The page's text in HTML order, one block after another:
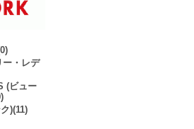
ー・レデ
(ビュー
)(11)